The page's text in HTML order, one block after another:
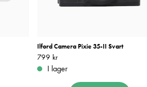
Ilford Camera Pixie 35-II Svart
Pris: 799 kr
799 kr
I lager